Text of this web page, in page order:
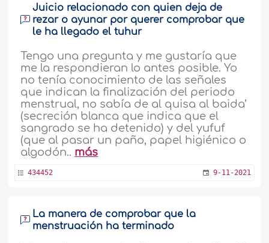
Juicio relacionado con quien deja de
rezar o ayunar por querer comprobar que
le ha llegado el tuhur
Tengo una pregunta y me gustaría que
me la respondieran lo antes posible. Yo
no tenía conocimiento de las señales
que indican la finalización del periodo
menstrual, no sabía de al quisa al baida’
(secreción blanca que indica que el
sangrado se ha detenido) y del yufuf
(que al pasar un paño, papel higiénico o
algodón.. más
434452 9-11-2021
La manera de comprobar que la
menstruación ha terminado